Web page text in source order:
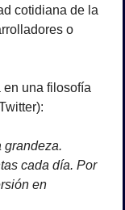
cotidiana de la
o
en una filosofía
grandeza.
cada día. Por
en